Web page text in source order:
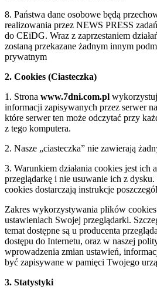
8. Państwa dane osobowe będą
realizowania przez NEWS PRESS
do CEiDG. Wraz z zaprzestaniem
zostaną przekazane żadnym innym
prywatnym
2. Cookies (Ciasteczka)
1. Strona www.7dni.com.pl
informacji zapisywanych przez serwer
które serwer ten może odczytać przy
z tego komputera.
2. Nasze „ciasteczka” nie zawierają
3. Warunkiem działania cookies jest ich
przeglądarkę i nie usuwanie ich z
cookies dostarczają instrukcje
Zakres wykorzystywania plików
ustawieniach Swojej przeglądarki.
temat dostępne są u producenta
dostępu do Internetu, oraz w naszej
wprowadzenia zmian ustawień,
być zapisywane w pamięci Twojego
3. Statystyki